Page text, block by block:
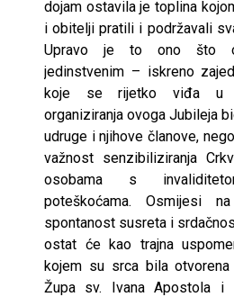
dojam ostavila je toplina
i obitelji pratili i podržavali
Upravo je to ono što
jedinstvenim – iskreno
koje se rijetko viđa u
organiziranja ovoga Jubileja
udruge i njihove članove,
važnost senzibiliziranja
osobama s
poteškoćama. Osmijesi
spontanost susreta i
ostat će kao trajna
kojem su srca bila otvorena
Župa sv. Ivana Apostola i